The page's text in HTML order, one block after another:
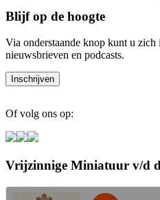
Blijf op de hoogte
Via onderstaande knop kunt u
nieuwsbrieven en podcasts.
Of volg ons op:
Vrijzinnige Miniatuur v/d